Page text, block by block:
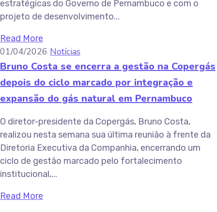
estratégicas do Governo de Pernambuco e com o
projeto de desenvolvimento...
Read More
01/04/2026 Notícias
Bruno Costa se encerra a gestão na Copergás
depois do ciclo marcado por integração e
expansão do gás natural em Pernambuco
O diretor-presidente da Copergás, Bruno Costa,
realizou nesta semana sua última reunião à frente da
Diretoria Executiva da Companhia, encerrando um
ciclo de gestão marcado pelo fortalecimento
institucional,...
Read More